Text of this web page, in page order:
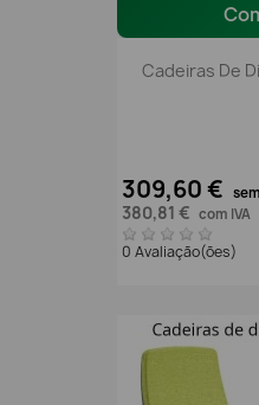
Cadeiras De
309,60 €
380,81 € com IVA
0 Avaliação(ões)